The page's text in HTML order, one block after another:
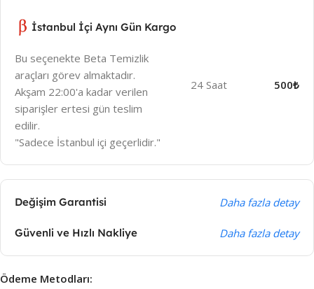
İstanbul İçi Aynı Gün Kargo
Bu seçenekte Beta Temizlik
araçları görev almaktadır.
Akşam 22:00'a kadar verilen
siparişler ertesi gün teslim
edilir.
"Sadece İstanbul içi geçerlidir."
24 Saat 500₺
Değişim Garantisi Daha fazla detay
Güvenli ve Hızlı Nakliye Daha fazla detay
Ödeme Metodları: